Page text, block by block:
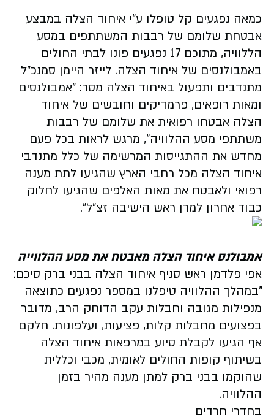
כמאה נפגעים קל טופלו ע"י איחוד הצלה במבצע
אבטחת שלומם של רבבות המשתתפים במסע
הללוויה, מתוכם 17 נפגעים פונו לבתי החולים
באמבולנסים של איחוד הצלה. לייזר היימן סמנכ"ל
מתנדבים ותפעול באיחוד הצלה מסר: "אמבולנסים
ומאות רופאים, פרמדיקים וחובשים של איחוד
הצלה אבטחו רפואית את שלומם של רבבות
משתתפי מסע ההלוויה", מרגש לראות בכל פעם
מחדש את ההתגייסות המרשימה של כלל מתנדבי
איחוד הצלה מכל רחבי הארץ שהגיעו לתת מענה
רפואי ולאבטח את מאות האלפים שהגיעו לחלוק
כבוד אחרון למרן ראש הישיבה זצ"ל".
אמבולנס איחוד הצלה מאבטח את מסע ההלווייה
אפי פלדמן ראש סניף איחוד הצלה בבני ברק סיכם:
"במהלך ההלוויה טיפלנו במספר נפגעים כתוצאה
מנפילות מגובה וחבלות עקב הדוחק הרב, מדובר
בפצועים מחבלות קלות, פציעות, ועלפונות. חלקם
אף הגיעו לקבלת סיוע במרפאות איחוד הצלה
בשיתוף קופות החולים לאומית, מכבי וכללית
שהוקמו בבני ברק למתן מענה מהיר בזמן
ההלוויה.
בחדרי חרדים